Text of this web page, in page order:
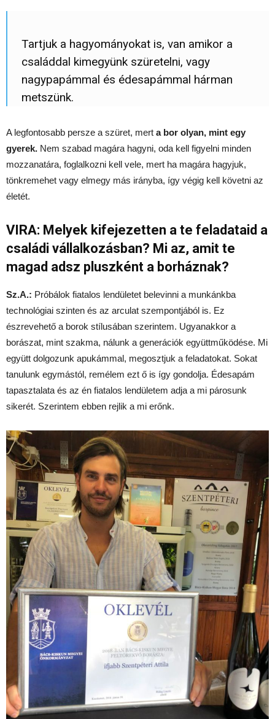
Tartjuk a hagyományokat is, van amikor a
családdal kimegyünk szüretelni, vagy
nagypapámmal és édesapámmal hárman
metszünk.
A legfontosabb persze a szüret, mert a bor olyan, mint egy
gyerek. Nem szabad magára hagyni, oda kell figyelni minden
mozzanatára, foglalkozni kell vele, mert ha magára hagyjuk,
tönkremehet vagy elmegy más irányba, így végig kell követni az
életét.
VIRA: Melyek kifejezetten a te feladataid a
családi vállalkozásban? Mi az, amit te
magad adsz pluszként a borháznak?
Sz.A.: Próbálok fiatalos lendületet belevinni a munkánkba
technológiai szinten és az arculat szempontjából is. Ez
észrevehető a borok stílusában szerintem. Ugyanakkor a
borászat, mint szakma, nálunk a generációk együttműködése. Mi
együtt dolgozunk apukámmal, megosztjuk a feladatokat. Sokat
tanulunk egymástól, remélem ezt ő is így gondolja. Édesapám
tapasztalata és az én fiatalos lendületem adja a mi párosunk
sikerét. Szerintem ebben rejlik a mi erőnk.